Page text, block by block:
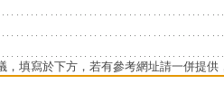
，填寫於下方，若有參考網址請一併提供